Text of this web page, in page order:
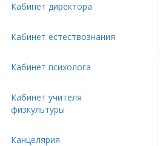
Кабинет директора
Кабинет естествознания
Кабинет психолога
Кабинет учителя
физкультуры
Канцелярия